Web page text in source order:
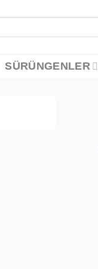
SÜRÜNGENLER